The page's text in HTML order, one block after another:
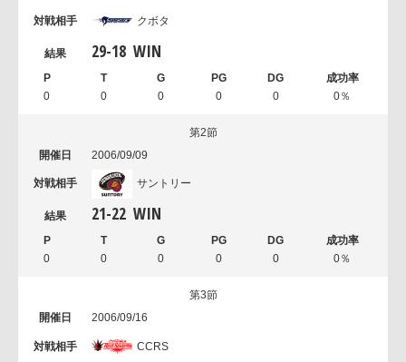
クボタ
29-18 WIN
0 0 0 0 0 0％
第2節
2006/09/09
サントリー
21-22 WIN
0 0 0 0 0 0％
第3節
2006/09/16
CCRS